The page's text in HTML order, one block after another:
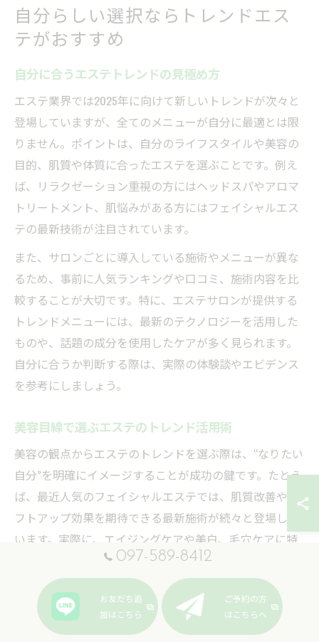
自分らしい選択ならトレンドエス
テがおすすめ
自分に合うエステトレンドの見極め方
エステ業界では2025年に向けて新しいトレンドが次々と
登場していますが、全てのメニューが自分に最適とは限
りません。ポイントは、自分のライフスタイルや美容の
目的、肌質や体質に合ったエステを選ぶことです。例え
ば、リラクゼーション重視の方にはヘッドスパやアロマ
トリートメント、肌悩みがある方にはフェイシャルエス
テの最新技術が注目されています。
また、サロンごとに導入している施術やメニューが異な
るため、事前に人気ランキングや口コミ、施術内容を比
較することが大切です。特に、エステサロンが提供する
トレンドメニューには、最新のテクノロジーを活用した
ものや、話題の成分を使用したケアが多く見られます。
自分に合うか判断する際は、実際の体験談やエビデンス
を参考にしましょう。
美容目線で選ぶエステのトレンド活用術
美容の観点からエステのトレンドを選ぶ際は、“なりたい
自分”を明確にイメージすることが成功の鍵です。たとえ
ば、最近人気のフェイシャルエステでは、肌質改善やリ
フトアップ効果を期待できる最新施術が続々と登場して
います。実際に、エイジングケアや美白、毛穴ケアに特
化したメニューは幅広い年代の女性に注目されていま
失敗しないためには、サロンが導入している技術や成
分、使用する機器の特徴をきちんと理解することが重要
097-589-8412
お友だち追
加はこちら
ご予約の方
はこちらへ